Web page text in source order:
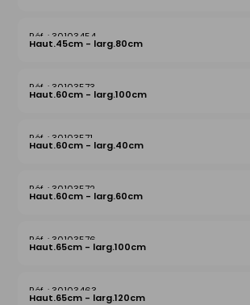
30103454
Haut.45cm - larg.80cm
30103573
Haut.60cm - larg.100cm
30103571
Haut.60cm - larg.40cm
30103572
Haut.60cm - larg.60cm
30103576
Haut.65cm - larg.100cm
30103463
Haut.65cm - larg.120cm